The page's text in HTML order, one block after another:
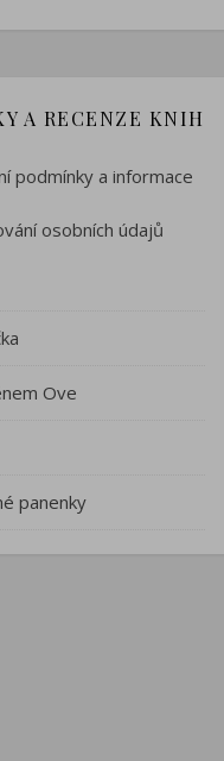
A RECENZE KNIH
podmínky a informace
osobních údajů
Ove
panenky